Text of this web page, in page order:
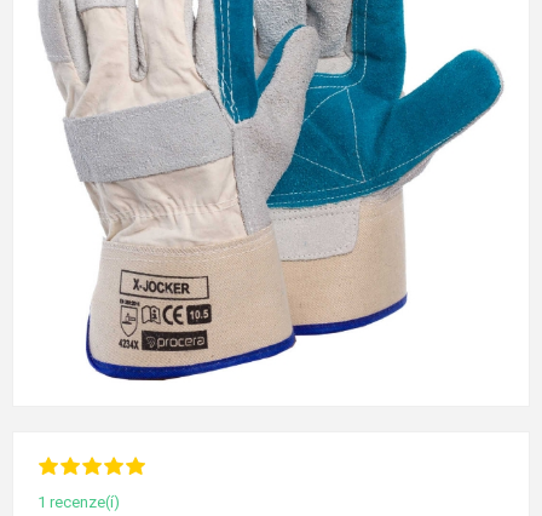
1 recenze(í)